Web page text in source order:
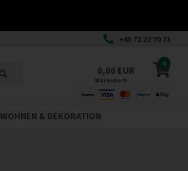
+45 72 22 70 71
0
0,00 EUR
Warenkorb
WOHNEN & DEKORATION